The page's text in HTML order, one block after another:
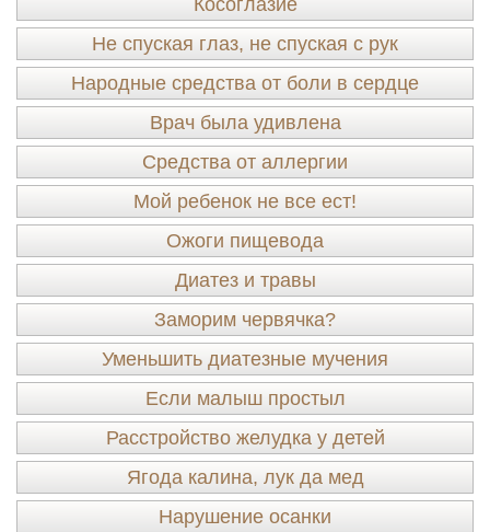
Косоглазие
Не спуская глаз, не спуская с рук
Народные средства от боли в сердце
Врач была удивлена
Средства от аллергии
Мой ребенок не все ест!
Ожоги пищевода
Диатез и травы
Заморим червячка?
Уменьшить диатезные мучения
Если малыш простыл
Расстройство желудка у детей
Ягода калина, лук да мед
Нарушение осанки